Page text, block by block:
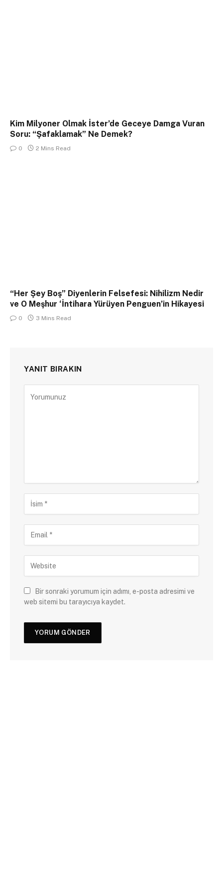
Kim Milyoner Olmak İster’de Geceye Damga Vuran
Soru: “Şafaklamak” Ne Demek?
0 2 Mins Read
“Her Şey Boş” Diyenlerin Felsefesi: Nihilizm Nedir
ve O Meşhur ‘İntihara Yürüyen Penguen’in Hikayesi
0 3 Mins Read
YANIT BIRAKIN
Bir sonraki yorumum için adımı, e-posta adresimi ve
web sitemi bu tarayıcıya kaydet.